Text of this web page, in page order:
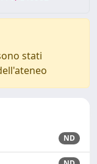
stati
ND